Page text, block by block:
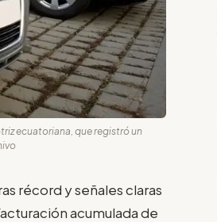
ecuatoriana, que registró un
récord y señales claras
acumulada de